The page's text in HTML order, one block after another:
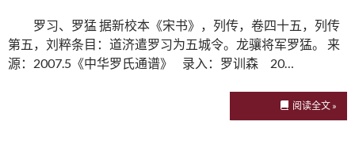
罗习、罗猛 据新校本《宋书》，列传，卷四十五，列传
第五，刘粹条目：道济遣罗习为五城令。龙骧将军罗猛。 来
源：2007.5《中华罗氏通谱》 录入：罗训森 20…
阅读全文 »